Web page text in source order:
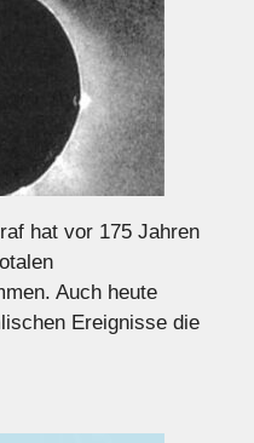
hat vor 175 Jahren
Auch heute
Ereignisse die